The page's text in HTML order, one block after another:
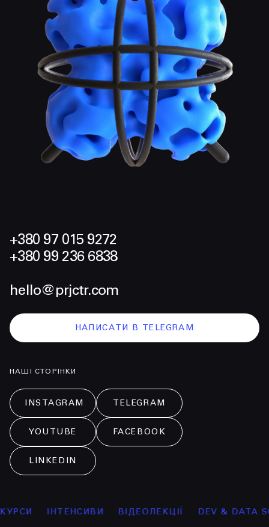
+380 97 015 9272
+380 99 236 6838
hello@prjctr.com
НАПИСАТИ В TELEGRAM
НАШІ СТОРІНКИ
INSTAGRAM TELEGRAM
YOUTUBE FACEBOOK
LINKEDIN
ІНТЕНСИВИ ВІДЕОЛЕКЦІЇ DEV & DATA